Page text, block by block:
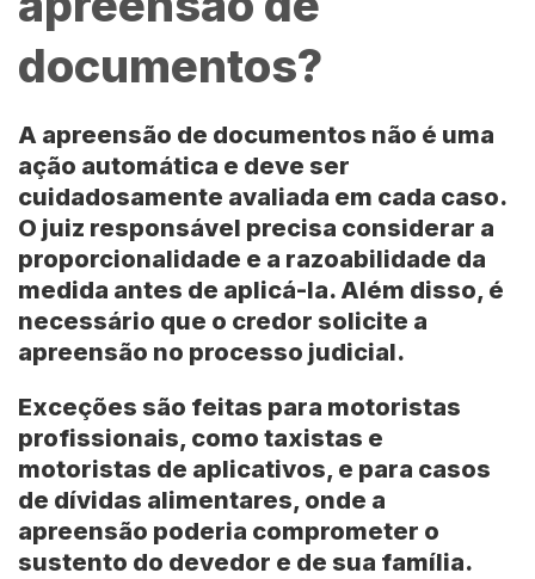
documentos?
A apreensão de documentos não é uma
ação automática e deve ser
cuidadosamente avaliada em cada caso.
O juiz responsável precisa considerar a
proporcionalidade e a razoabilidade da
medida antes de aplicá-la. Além disso, é
necessário que o credor solicite a
apreensão no processo judicial.
Exceções são feitas para motoristas
profissionais, como taxistas e
motoristas de aplicativos, e para casos
de dívidas alimentares, onde a
apreensão poderia comprometer o
sustento do devedor e de sua família.